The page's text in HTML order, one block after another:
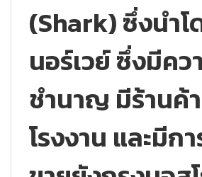
(Shark) ซึ่งนำโ
นอร์เวย์ ซึ่งมีคว
ชำนาญ มีร้านค้
โรงงาน และมีก